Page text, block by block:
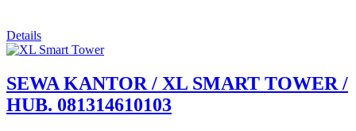
Details
SEWA KANTOR / XL SMART TOWER /
HUB. 081314610103